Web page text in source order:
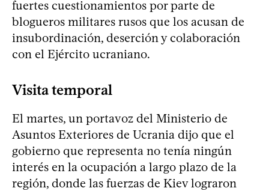
fuertes cuestionamientos por parte de
blogueros militares rusos que los acusan de
insubordinación, deserción y colaboración
con el Ejército ucraniano.
Visita temporal
El martes, un portavoz del Ministerio de
Asuntos Exteriores de Ucrania dijo que el
gobierno que representa no tenía ningún
interés en la ocupación a largo plazo de la
región, donde las fuerzas de Kiev lograron